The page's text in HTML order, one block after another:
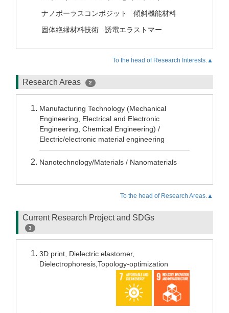
ナノポーラスコンポジット
傾斜機能材料
固体絶縁材料技術
誘電エラストマー
To the head of Research Interests.▲
Research Areas 2
Manufacturing Technology (Mechanical
Engineering, Electrical and Electronic
Engineering, Chemical Engineering) /
Electric/electronic material engineering
Nanotechnology/Materials / Nanomaterials
To the head of Research Areas.▲
Current Research Project and SDGs
3
3D print, Dielectric elastomer,
Dielectrophoresis,Topology-optimization